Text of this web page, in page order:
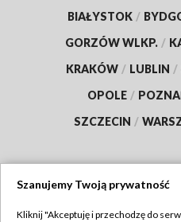
BIAŁYSTOK /
GORZÓW WLKP. /
KRAKÓW / LUBLIN /
OPOLE /
SZCZECIN /
Szanujemy Twoją prywatność
Kliknij "Akceptuję i przechodzę do